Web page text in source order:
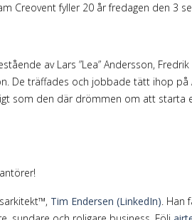
Creovent fyller 20 år fredagen den 3
av Lars ”Lea” Andersson,
De träffades och jobbade tätt ihop på
som den där drömmen om att starta
Tim Endersen (LinkedIn). Han